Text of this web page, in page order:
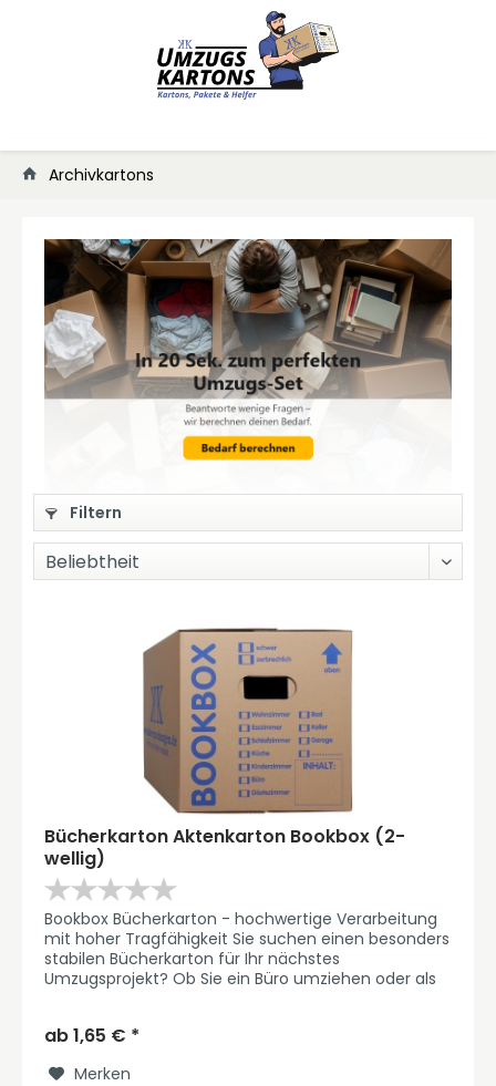
Archivkartons
Filtern
Bücherkarton Aktenkarton Bookbox (2-
wellig)
Bookbox Bücherkarton - hochwertige Verarbeitung
mit hoher Tragfähigkeit Sie suchen einen besonders
stabilen Bücherkarton für Ihr nächstes
Umzugsprojekt? Ob Sie ein Büro umziehen oder als
ab 1,65 € *
Merken